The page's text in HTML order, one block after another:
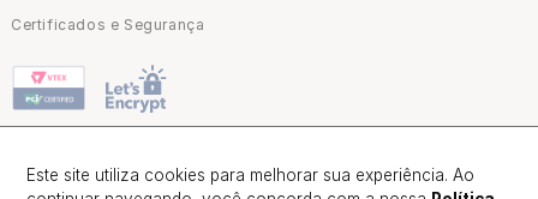
Certificados e Segurança
Este site utiliza cookies para melhorar sua experiência. Ao